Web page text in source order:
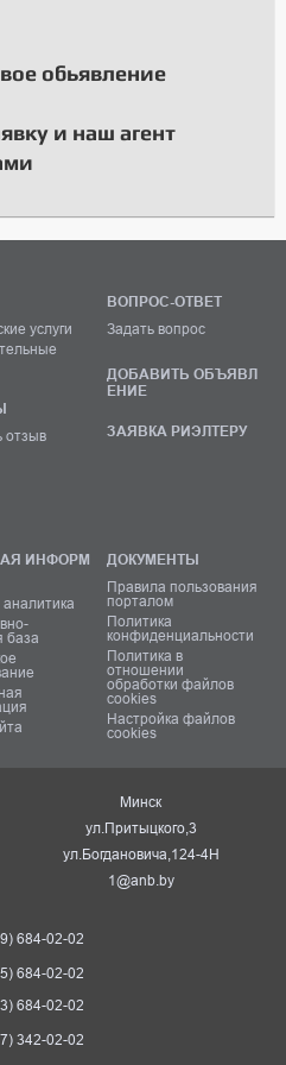
обьявление
и наш агент
услуги
отзыв
ВОПРОС-ОТВЕТ
Задать вопрос
ДОБАВИТЬ ОБЪЯВЛ
ЕНИЕ
ЗАЯВКА РИЭЛТЕРУ
ИНФОРМ
база
ДОКУМЕНТЫ
Правила пользования
порталом
Политика
конфиденциальности
Политика в
отношении
обработки файлов
cookies
Настройка файлов
cookies
Минск
ул.Притыцкого,3
ул.Богдановича,124-4Н
1@anb.by
684-02-02
684-02-02
684-02-02
342-02-02